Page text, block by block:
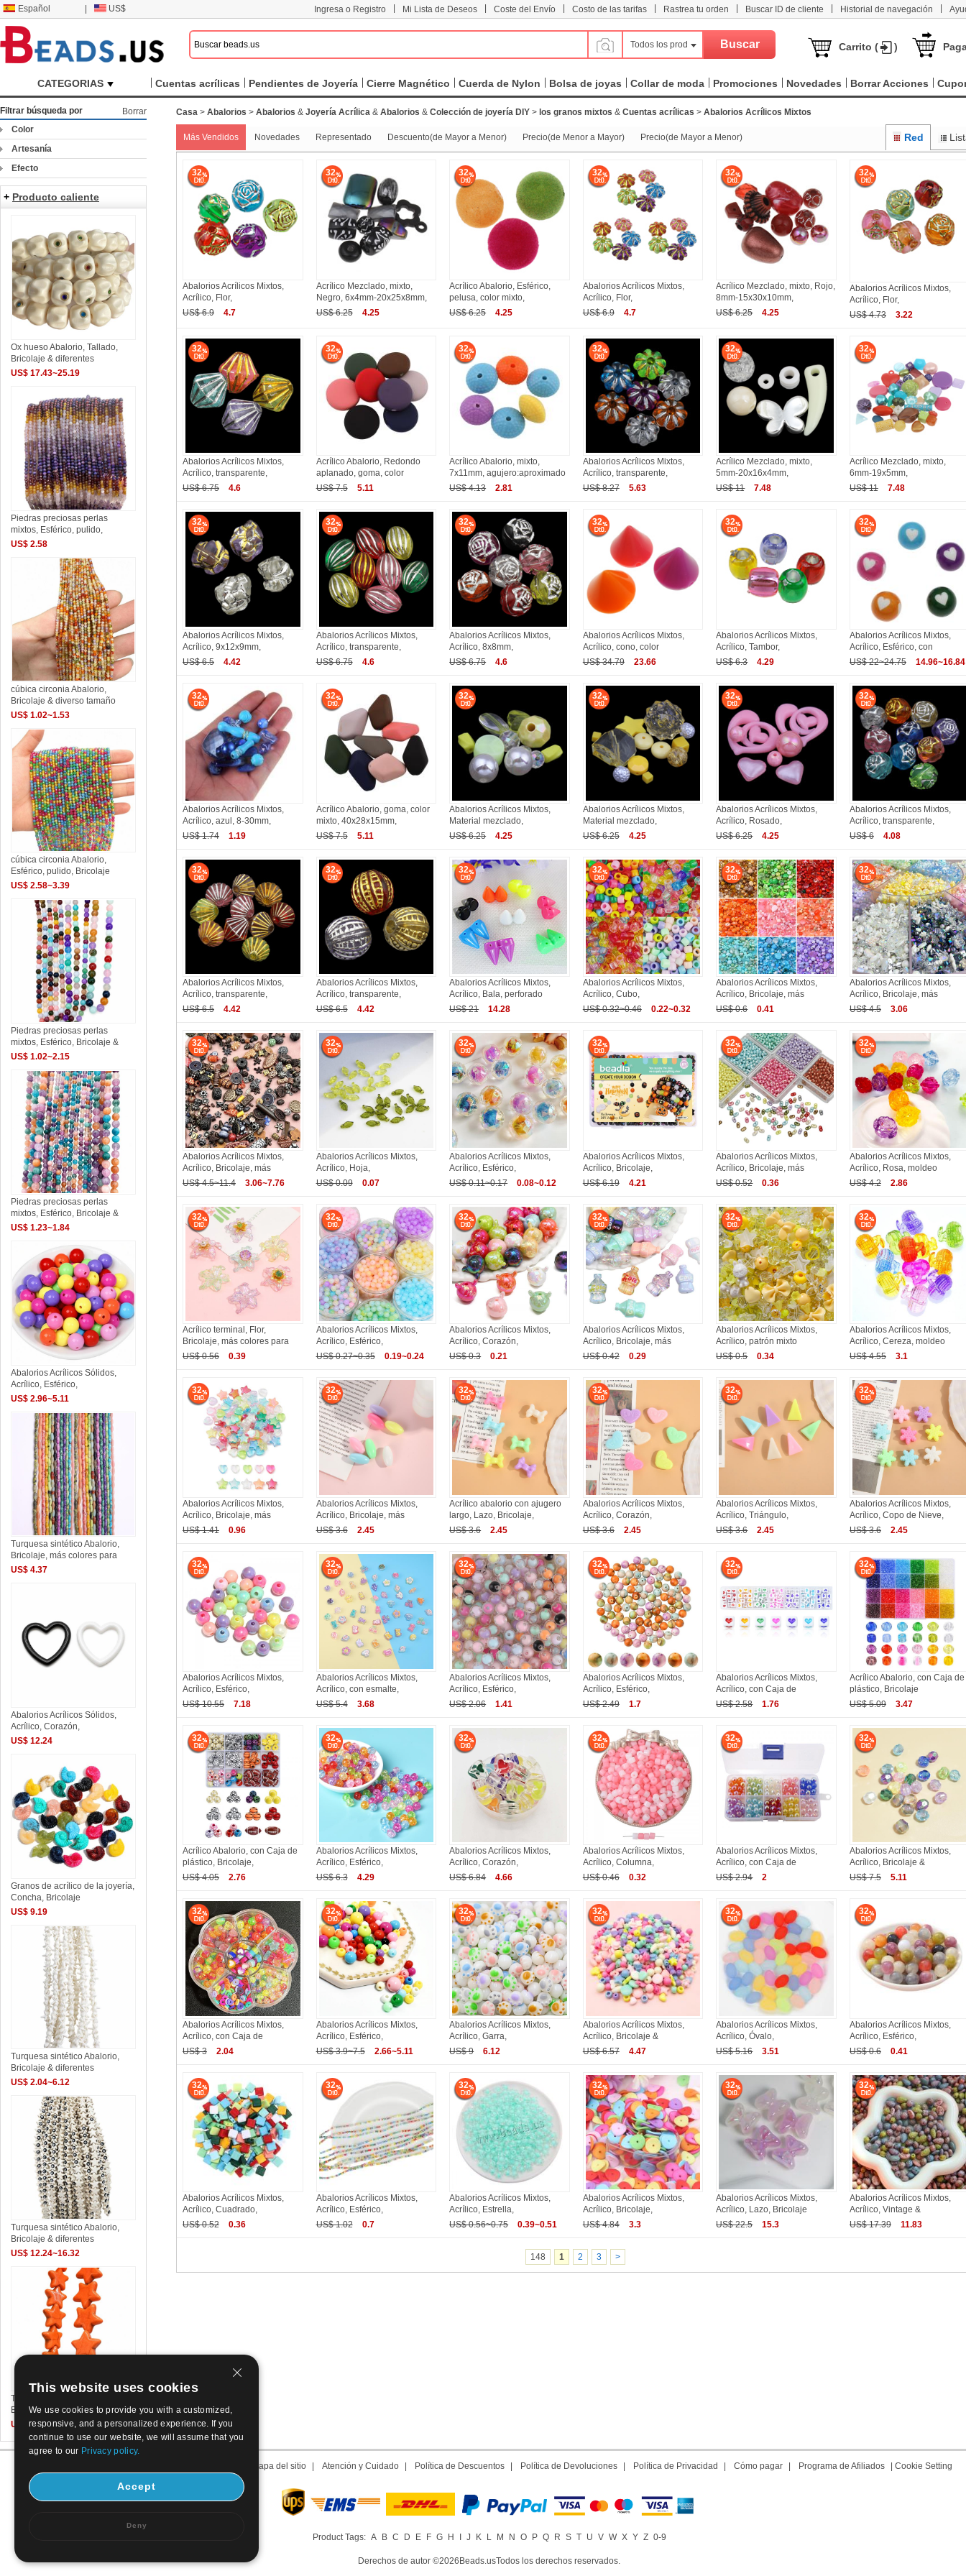
Español US$ Ingresa o Registro Mi Lista de Deseos Coste del Envío Costo de las tarifas Rastrea tu orden Buscar ID de cliente Historial de navegación
Todos los productos Carrito ( )
CATEGORIAS Cuentas acrílicas Pendientes de Joyería Cierre Magnético Cuerda de Nylon Bolsa de joyas Collar de moda Promociones Novedades Borrar Acciones
Casa> Abalorios > Abalorios & Joyería Acrílica& Abalorios & Colección de joyería DIY> los granos mixtos & Cuentas acrílicas > Abalorios Acrílicos Mixtos
Más Vendidos Novedades Representado Descuento(de Mayor a Menor) Precio(de Menor a Mayor) Precio(de Mayor a Menor) Red
32
Abalorios Acrílicos Mixtos,
Acrílico, Flor,
US$ 6.9
4.7
32
Acrílico Mezclado, mixto,
Negro, 6x4mm-20x25x8mm,
US$ 6.25
4.25
32
Acrílico Abalorio, Esférico,
pelusa, color mixto,
US$ 6.25
4.25
32
Abalorios Acrílicos Mixtos,
Acrílico, Flor,
US$ 6.9
4.7
32
Acrílico Mezclado, mixto, Rojo,
8mm-15x30x10mm,
US$ 6.25
4.25
32
Abalorios Acrílicos Mixtos,
Acrílico, Flor,
US$ 4.73
3.22
32
Abalorios Acrílicos Mixtos,
Acrílico, transparente,
US$ 6.75
4.6
32
Acrílico Abalorio, Redondo
aplanado, goma, color
US$ 7.5
5.11
32
Acrílico Abalorio, mixto,
7x11mm, agujero:aproximado
US$ 4.13
2.81
32
Abalorios Acrílicos Mixtos,
Acrílico, transparente,
US$ 8.27
5.63
32
Acrílico Mezclado, mixto,
5mm-20x16x4mm,
US$ 11
7.48
32
Acrílico Mezclado, mixto,
6mm-19x5mm,
US$ 11
7.48
32
Abalorios Acrílicos Mixtos,
Acrílico, 9x12x9mm,
US$ 6.5
4.42
32
Abalorios Acrílicos Mixtos,
Acrílico, transparente,
US$ 6.75
4.6
32
Abalorios Acrílicos Mixtos,
Acrílico, 8x8mm,
US$ 6.75
4.6
32
Abalorios Acrílicos Mixtos,
Acrílico, cono, color
US$ 34.79
23.66
32
Abalorios Acrílicos Mixtos,
Acrílico, Tambor,
US$ 6.3
4.29
32
Abalorios Acrílicos Mixtos,
Acrílico, Esférico, con
US$ 22~24.75
14.96~16.84
32
Abalorios Acrílicos Mixtos,
Acrílico, azul, 8-30mm,
US$ 1.74
1.19
32
Acrílico Abalorio, goma, color
mixto, 40x28x15mm,
US$ 7.5
5.11
32
Abalorios Acrílicos Mixtos,
Material mezclado,
US$ 6.25
4.25
32
Abalorios Acrílicos Mixtos,
Material mezclado,
US$ 6.25
4.25
32
Abalorios Acrílicos Mixtos,
Acrílico, Rosado,
US$ 6.25
4.25
32
Abalorios Acrílicos Mixtos,
Acrílico, transparente,
US$ 6
4.08
32
Abalorios Acrílicos Mixtos,
Acrílico, transparente,
US$ 6.5
4.42
32
Abalorios Acrílicos Mixtos,
Acrílico, transparente,
US$ 6.5
4.42
32
Abalorios Acrílicos Mixtos,
Acrílico, Bala, perforado
US$ 21
14.28
32
Abalorios Acrílicos Mixtos,
Acrílico, Cubo,
US$ 0.32~0.46
0.22~0.32
32
Abalorios Acrílicos Mixtos,
Acrílico, Bricolaje, más
US$ 0.6
0.41
32
Abalorios Acrílicos Mixtos,
Acrílico, Bricolaje, más
US$ 4.5
3.06
32
Abalorios Acrílicos Mixtos,
Acrílico, Bricolaje, más
US$ 4.5~11.4
3.06~7.76
32
Abalorios Acrílicos Mixtos,
Acrílico, Hoja,
US$ 0.09
0.07
32
Abalorios Acrílicos Mixtos,
Acrílico, Esférico,
US$ 0.11~0.17
0.08~0.12
32
Abalorios Acrílicos Mixtos,
Acrílico, Bricolaje,
US$ 6.19
4.21
32
Abalorios Acrílicos Mixtos,
Acrílico, Bricolaje, más
US$ 0.52
0.36
32
Abalorios Acrílicos Mixtos,
Acrílico, Rosa, moldeo
US$ 4.2
2.86
32
Acrílico terminal, Flor,
Bricolaje, más colores para
US$ 0.56
0.39
32
Abalorios Acrílicos Mixtos,
Acrílico, Esférico,
US$ 0.27~0.35
0.19~0.24
32
Abalorios Acrílicos Mixtos,
Acrílico, Corazón,
US$ 0.3
0.21
32
Abalorios Acrílicos Mixtos,
Acrílico, Bricolaje, más
US$ 0.42
0.29
32
Abalorios Acrílicos Mixtos,
Acrílico, patrón mixto
US$ 0.5
0.34
32
Abalorios Acrílicos Mixtos,
Acrílico, Cereza, moldeo
US$ 4.55
3.1
32
Abalorios Acrílicos Mixtos,
Acrílico, Bricolaje, más
US$ 1.41
0.96
32
Abalorios Acrílicos Mixtos,
Acrílico, Bricolaje, más
US$ 3.6
2.45
32
Acrílico abalorio con ajugero
largo, Lazo, Bricolaje,
US$ 3.6
2.45
32
Abalorios Acrílicos Mixtos,
Acrílico, Corazón,
US$ 3.6
2.45
32
Abalorios Acrílicos Mixtos,
Acrílico, Triángulo,
US$ 3.6
2.45
32
Abalorios Acrílicos Mixtos,
Acrílico, Copo de Nieve,
US$ 3.6
2.45
32
Abalorios Acrílicos Mixtos,
Acrílico, Esférico,
US$ 10.55
7.18
32
Abalorios Acrílicos Mixtos,
Acrílico, con esmalte,
US$ 5.4
3.68
32
Abalorios Acrílicos Mixtos,
Acrílico, Esférico,
US$ 2.06
1.41
32
Abalorios Acrílicos Mixtos,
Acrílico, Esférico,
US$ 2.49
1.7
32
Abalorios Acrílicos Mixtos,
Acrílico, con Caja de
US$ 2.58
1.76
32
Acrílico Abalorio, con Caja de
plástico, Bricolaje
US$ 5.09
3.47
32
Acrílico Abalorio, con Caja de
plástico, Bricolaje,
US$ 4.05
2.76
32
Abalorios Acrílicos Mixtos,
Acrílico, Esférico,
US$ 6.3
4.29
32
Abalorios Acrílicos Mixtos,
Acrílico, Corazón,
US$ 6.84
4.66
32
Abalorios Acrílicos Mixtos,
Acrílico, Columna,
US$ 0.46
0.32
32
Abalorios Acrílicos Mixtos,
Acrílico, con Caja de
US$ 2.94
2
32
Abalorios Acrílicos Mixtos,
Acrílico, Bricolaje &
US$ 7.5
5.11
32
Abalorios Acrílicos Mixtos,
Acrílico, con Caja de
US$ 3
2.04
32
Abalorios Acrílicos Mixtos,
Acrílico, Esférico,
US$ 3.9~7.5
2.66~5.11
32
Abalorios Acrílicos Mixtos,
Acrílico, Garra,
US$ 9
6.12
32
Abalorios Acrílicos Mixtos,
Acrílico, Bricolaje &
US$ 6.57
4.47
32
Abalorios Acrílicos Mixtos,
Acrílico, Óvalo,
US$ 5.16
3.51
32
Abalorios Acrílicos Mixtos,
Acrílico, Esférico,
US$ 0.6
0.41
32
Abalorios Acrílicos Mixtos,
Acrílico, Cuadrado,
US$ 0.52
0.36
32
Abalorios Acrílicos Mixtos,
Acrílico, Esférico,
US$ 1.02
0.7
32
Abalorios Acrílicos Mixtos,
Acrílico, Estrella,
US$ 0.56~0.75
0.39~0.51
32
Abalorios Acrílicos Mixtos,
Acrílico, Bricolaje,
US$ 4.84
3.3
32
Abalorios Acrílicos Mixtos,
Acrílico, Lazo, Bricolaje
US$ 22.5
15.3
32
Abalorios Acrílicos Mixtos,
Acrílico, Vintage &
US$ 17.39
11.83
148 1 2 3 >
Filtrar búsqueda por
Borrar
Color
Artesanía
Efecto
+ Producto caliente
Ox hueso Abalorio, Tallado,
Bricolaje & diferentes
US$ 17.43~25.19
Piedras preciosas perlas
mixtos, Esférico, pulido,
US$ 2.58
cúbica circonia Abalorio,
Bricolaje & diverso tamaño
US$ 1.02~1.53
cúbica circonia Abalorio,
Esférico, pulido, Bricolaje
US$ 2.58~3.39
Piedras preciosas perlas
mixtos, Esférico, Bricolaje &
US$ 1.02~2.15
Piedras preciosas perlas
mixtos, Esférico, Bricolaje &
US$ 1.23~1.84
Abalorios Acrílicos Sólidos,
Acrílico, Esférico,
US$ 2.96~5.11
Turquesa sintético Abalorio,
Bricolaje, más colores para
US$ 4.37
Abalorios Acrílicos Sólidos,
Acrílico, Corazón,
US$ 12.24
Granos de acrílico de la joyería,
Concha, Bricolaje
US$ 9.19
Turquesa sintético Abalorio,
Bricolaje & diferentes
US$ 2.04~6.12
Turquesa sintético Abalorio,
Bricolaje & diferentes
US$ 12.24~16.32
Turquesa sintético Abalorio,
Estrella, Bricolaje &
US$ 0.47~0.68
Mapa del sitio Atención y Cuidado Política de Descuentos Política de Devoluciones Política de Privacidad Cómo pagar Programa de Afiliados Cookie Setting
Product Tags: A B C D E F G H J K L M N O P Q R S T U V W X Y Z 0-9
Derechos de autor ©2026Beads.usTodos los derechos reservados.
This website uses cookies
We use cookies to provide you with a customized,
responsive, and a personalized experience. If you
continue to use our website, we will assume that you
agree to our Privacy policy.
Accept
Deny